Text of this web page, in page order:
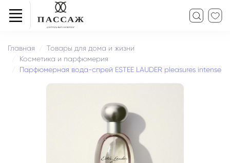
Главная
Товары для дома и жизни
Косметика и парфюмерия
Парфюмерная вода-спрей ESTEE LAUDER pleasures intense